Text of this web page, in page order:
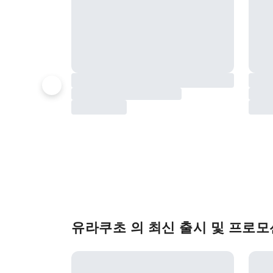
유라쿠초 의 최신 출시 및 프로모